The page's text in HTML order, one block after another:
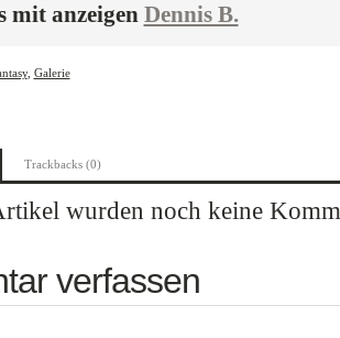
mit anzeigen Dennis B.
, Galerie
Trackbacks (0)
wurden noch keine
verfassen